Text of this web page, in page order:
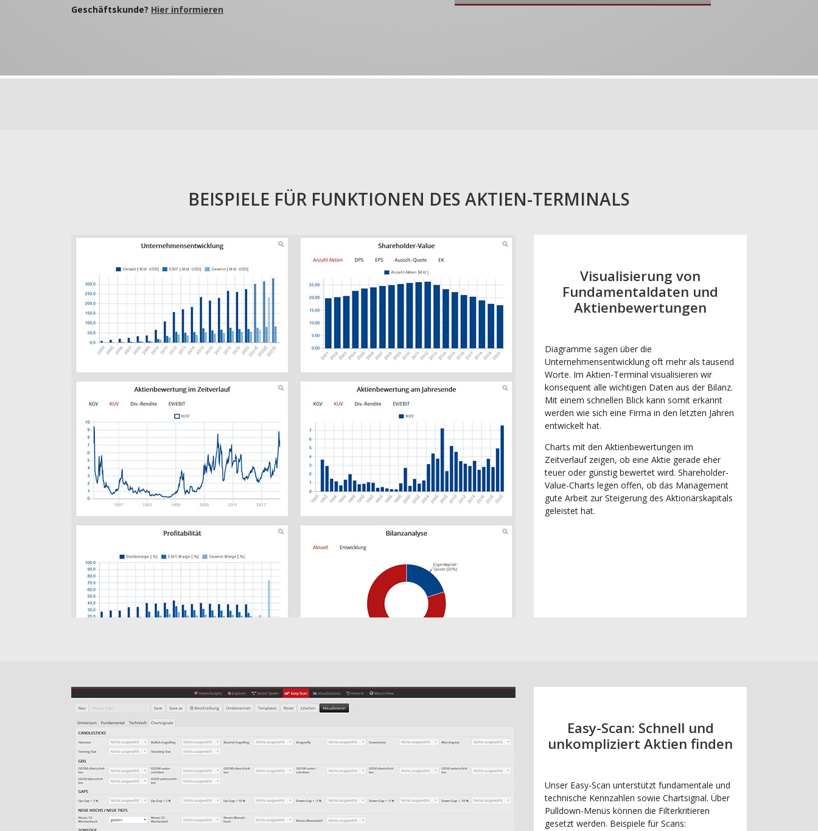
Geschäftskunde? Hier informieren
BEISPIELE FÜR FUNKTIONEN DES AKTIEN-TERMINALS
Visualisierung von
Fundamentaldaten und
Aktienbewertungen
Diagramme sagen über die
Unternehmensentwicklung oft mehr als tausend
Worte. Im Aktien-Terminal visualisieren wir
konsequent alle wichtigen Daten aus der Bilanz.
Mit einem schnellen Blick kann somit erkannt
werden wie sich eine Firma in den letzten Jahren
entwickelt hat.
Charts mit den Aktienbewertungen im
Zeitverlauf zeigen, ob eine Aktie gerade eher
teuer oder günstig bewertet wird. Shareholder-
Value-Charts legen offen, ob das Management
gute Arbeit zur Steigerung des Aktionärskapitals
geleistet hat.
Easy-Scan: Schnell und
unkompliziert Aktien finden
Unser Easy-Scan unterstützt fundamentale und
technische Kennzahlen sowie Chartsignal. Über
Pulldown-Menüs können die Filterkritieren
gesetzt werden. Beispiele für Scans: